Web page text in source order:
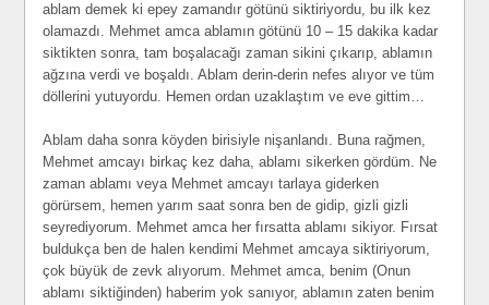
ablam demek ki epey zamandır götünü siktiriyordu, bu ilk kez
olamazdı. Mehmet amca ablamın götünü 10 – 15 dakika kadar
siktikten sonra, tam boşalacağı zaman sikini çıkarıp, ablamın
ağzına verdi ve boşaldı. Ablam derin-derin nefes alıyor ve tüm
döllerini yutuyordu. Hemen ordan uzaklaştım ve eve gittim…
Ablam daha sonra köyden birisiyle nişanlandı. Buna rağmen,
Mehmet amcayı birkaç kez daha, ablamı sikerken gördüm. Ne
zaman ablamı veya Mehmet amcayı tarlaya giderken
görürsem, hemen yarım saat sonra ben de gidip, gizli gizli
seyrediyorum. Mehmet amca her fırsatta ablamı sikiyor. Fırsat
buldukça ben de halen kendimi Mehmet amcaya siktiriyorum,
çok büyük de zevk alıyorum. Mehmet amca, benim (Onun
ablamı siktiğinden) haberim yok sanıyor, ablamın zaten benim